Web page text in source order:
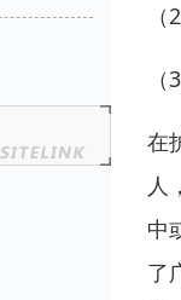
在
人
中
了